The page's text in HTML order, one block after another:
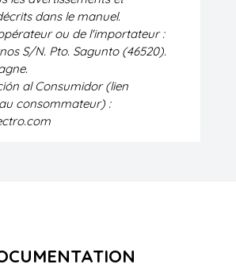
dans le manuel.
ou de l'importateur :
S/N. Pto. Sagunto (46520).
al Consumidor (lien
consommateur) :